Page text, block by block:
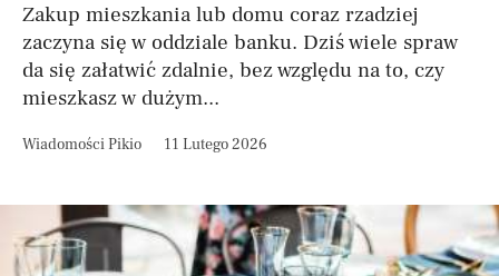
Zakup mieszkania lub domu coraz rzadziej
zaczyna się w oddziale banku. Dziś wiele spraw
da się załatwić zdalnie, bez względu na to, czy
mieszkasz w dużym...
Wiadomości Pikio 11 Lutego 2026